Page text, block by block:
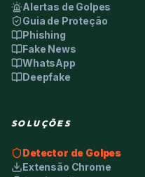
Alertas de Golpes
Guia de Proteção
Phishing
Fake News
WhatsApp
Deepfake
SOLUÇÕES
Detector de Golpes
Extensão Chrome